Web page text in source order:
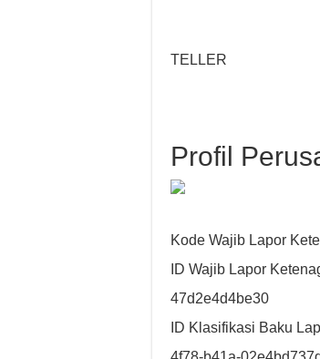
TELLER
Profil
Kode Wajib Lapor
ID Wajib Lapor
47d2e4d4be30
ID Klasifikasi Baku